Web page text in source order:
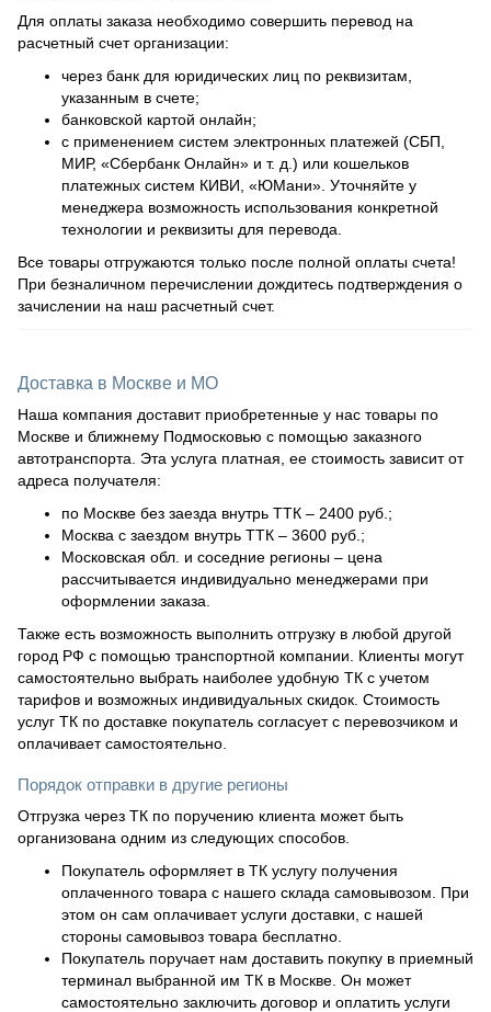
Для оплаты заказа необходимо совершить перевод на
расчетный счет организации:
через банк для юридических лиц по реквизитам,
указанным в счете;
банковской картой онлайн;
с применением систем электронных платежей (СБП,
МИР, «Сбербанк Онлайн» и т. д.) или кошельков
платежных систем КИВИ, «ЮМани». Уточняйте у
менеджера возможность использования конкретной
технологии и реквизиты для перевода.
Все товары отгружаются только после полной оплаты счета!
При безналичном перечислении дождитесь подтверждения о
зачислении на наш расчетный счет.
Доставка в Москве и МО
Наша компания доставит приобретенные у нас товары по
Москве и ближнему Подмосковью с помощью заказного
автотранспорта. Эта услуга платная, ее стоимость зависит от
адреса получателя:
по Москве без заезда внутрь ТТК – 2400 руб.;
Москва с заездом внутрь ТТК – 3600 руб.;
Московская обл. и соседние регионы – цена
рассчитывается индивидуально менеджерами при
оформлении заказа.
Также есть возможность выполнить отгрузку в любой другой
город РФ с помощью транспортной компании. Клиенты могут
самостоятельно выбрать наиболее удобную ТК с учетом
тарифов и возможных индивидуальных скидок. Стоимость
услуг ТК по доставке покупатель согласует с перевозчиком и
оплачивает самостоятельно.
Порядок отправки в другие регионы
Отгрузка через ТК по поручению клиента может быть
организована одним из следующих способов.
Покупатель оформляет в ТК услугу получения
оплаченного товара с нашего склада самовывозом. При
этом он сам оплачивает услуги доставки, с нашей
стороны самовывоз товара бесплатно.
Покупатель поручает нам доставить покупку в приемный
терминал выбранной им ТК в Москве. Он может
самостоятельно заключить договор и оплатить услуги